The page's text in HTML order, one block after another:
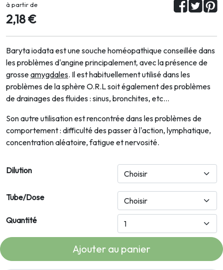
à partir de
2,18 €
Baryta iodata est une souche homéopathique conseillée dans
les problèmes d'angine principalement, avec la présence de
grosseamygdales. Il est habituellement utilisé dans les
problèmes de la sphère O.R.L soit également des problèmes
de drainages des fluides : sinus, bronchites, etc...
Son autre utilisation est rencontrée dans les problèmes de
comportement : difficulté des passer à l'action, lymphatique,
concentration aléatoire, fatigue et nervosité.
Dilution
Tube/Dose
Quantité
Ajouter au panier